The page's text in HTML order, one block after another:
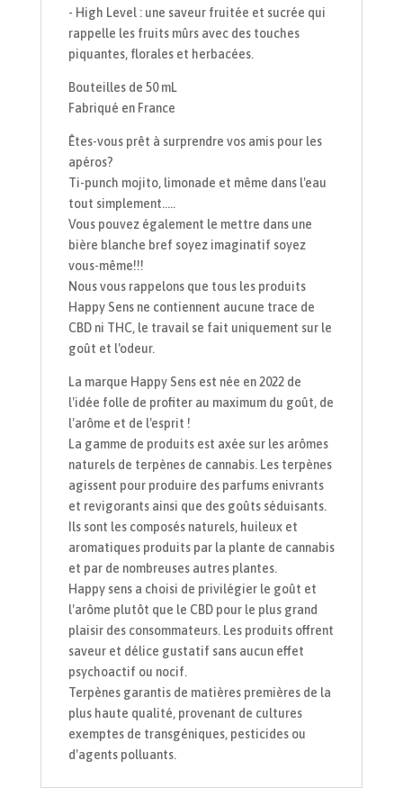
- High Level : une saveur fruitée et sucrée qui
rappelle les fruits mûrs avec des touches
piquantes, florales et herbacées.
Bouteilles de 50 mL
Fabriqué en France
Êtes-vous prêt à surprendre vos amis pour les
apéros?
Ti-punch mojito, limonade et même dans l'eau
tout simplement.....
Vous pouvez également le mettre dans une
bière blanche bref soyez imaginatif soyez
vous-même!!!
Nous vous rappelons que tous les produits
Happy Sens ne contiennent aucune trace de
CBD ni THC, le travail se fait uniquement sur le
goût et l'odeur.
La marque Happy Sens est née en 2022 de
l'idée folle de profiter au maximum du goût, de
l'arôme et de l'esprit !
La gamme de produits est axée sur les arômes
naturels de terpènes de cannabis. Les terpènes
agissent pour produire des parfums enivrants
et revigorants ainsi que des goûts séduisants.
Ils sont les composés naturels, huileux et
aromatiques produits par la plante de cannabis
et par de nombreuses autres plantes.
Happy sens a choisi de privilégier le goût et
l'arôme plutôt que le CBD pour le plus grand
plaisir des consommateurs. Les produits offrent
saveur et délice gustatif sans aucun effet
psychoactif ou nocif.
Terpènes garantis de matières premières de la
plus haute qualité, provenant de cultures
exemptes de transgéniques, pesticides ou
d'agents polluants.